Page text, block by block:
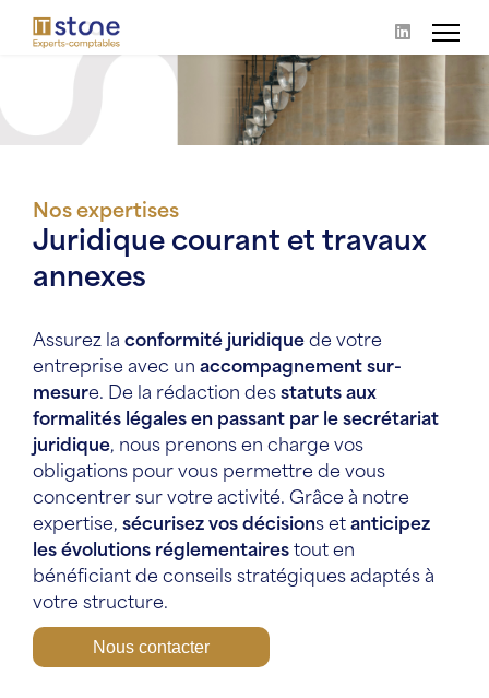
Nos expertises
Juridique courant et travaux
annexes
Assurez la conformité juridique de votre
entreprise avec un accompagnement sur-
mesure. De la rédaction des statuts aux
formalités légales en passant par le secrétariat
juridique, nous prenons en charge vos
obligations pour vous permettre de vous
concentrer sur votre activité. Grâce à notre
expertise, sécurisez vos décisions et anticipez
les évolutions réglementaires tout en
bénéficiant de conseils stratégiques adaptés à
votre structure.
Nous contacter